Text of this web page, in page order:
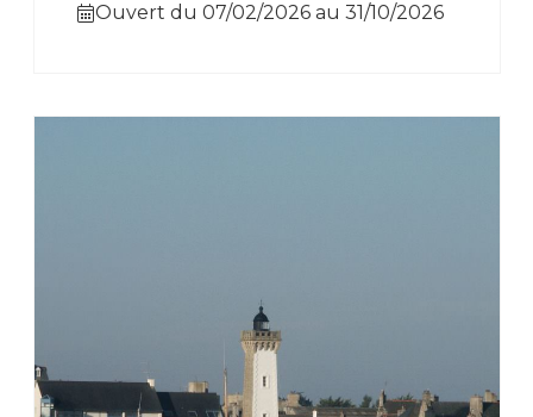
Ouvert du 07/02/2026 au 31/10/2026